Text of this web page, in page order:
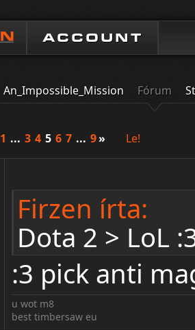
ACCOUNT
An_Impossible_Mission Fórum
1 ... 3 4 5 6 7 ... 9» Le!
Firzen írta:
Dota 2 > LoL
:3 pick anti
u wot m8
best timbersaw eu